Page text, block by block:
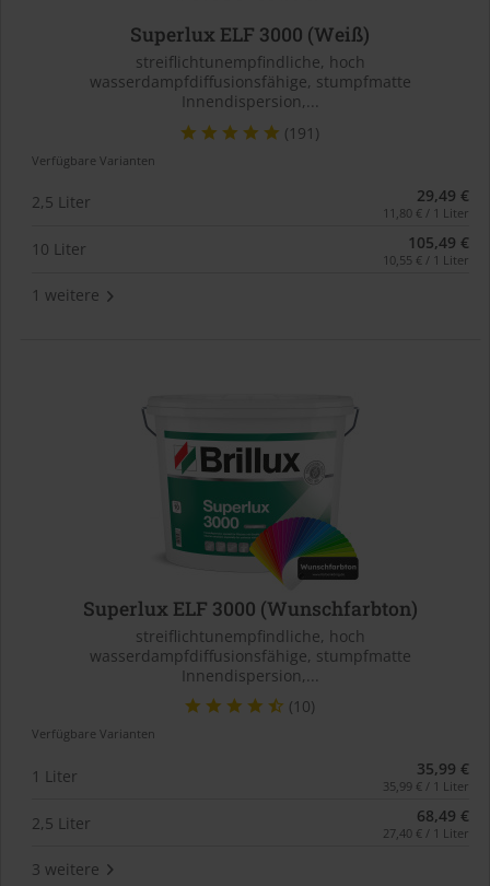
Superlux ELF 3000 (Weiß)
streiflichtunempfindliche, hoch
wasserdampfdiffusionsfähige, stumpfmatte
Innendispersion,...
(191)
Verfügbare Varianten
2,5 Liter 29,49 €
11,80 € / 1 Liter
10 Liter 105,49 €
10,55 € / 1 Liter
1 weitere
Superlux ELF 3000 (Wunschfarbton)
streiflichtunempfindliche, hoch
wasserdampfdiffusionsfähige, stumpfmatte
Innendispersion,...
(10)
Verfügbare Varianten
1 Liter 35,99 €
35,99 € / 1 Liter
2,5 Liter 68,49 €
27,40 € / 1 Liter
3 weitere